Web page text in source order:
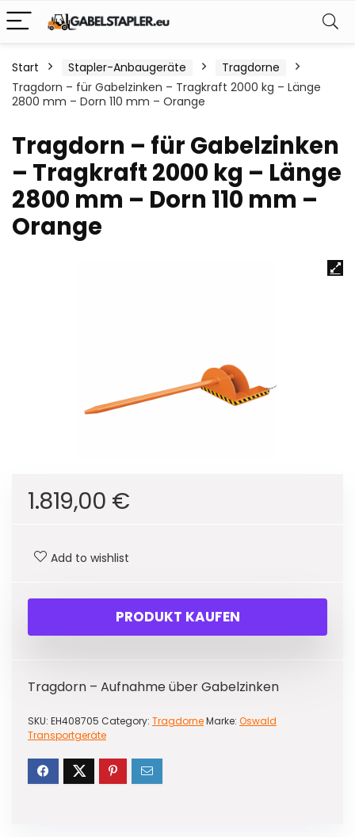
Start Stapler-Anbaugeräte
Tragdorne
Tragdorn – für Gabelzinken – Tragkraft 2000 kg – Länge
2800 mm – Dorn 110 mm – Orange
Tragdorn – für Gabelzinken
– Tragkraft 2000 kg – Länge
2800 mm – Dorn 110 mm –
Orange
1.819,00 €
Add to wishlist
PRODUKT KAUFEN
Tragdorn – Aufnahme über Gabelzinken
SKU: EH408705 Category: TragdorneMarke: Oswald
Transportgeräte